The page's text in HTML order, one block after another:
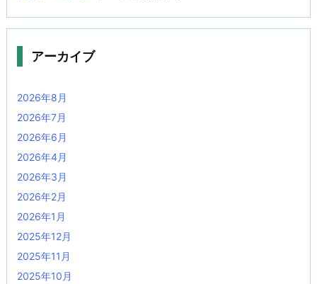
アーカイブ
2026年8月
2026年7月
2026年6月
2026年4月
2026年3月
2026年2月
2026年1月
2025年12月
2025年11月
2025年10月